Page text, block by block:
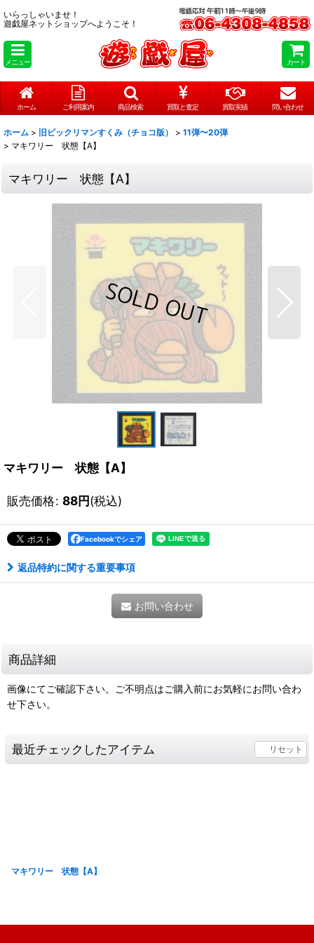
いらっしゃいませ！
遊戯屋ネットショップへようこそ！
メニュー カート
ホーム ご利用案内 商品検索 買取と査定 買取実績 問い合わせ
ホーム > 旧ビックリマンすくみ（チョコ版） > 11弾〜20弾
> マキワリー 状態【A】
マキワリー 状態【A】
マキワリー 状態【A】
販売価格: 88円(税込)
Facebookでシェア
返品特約に関する重要事項
お問い合わせ
商品詳細
画像にてご確認下さい。ご不明点はご購入前にお気軽にお問い合わ
せ下さい。
最近チェックしたアイテム リセット
マキワリー 状態【A】